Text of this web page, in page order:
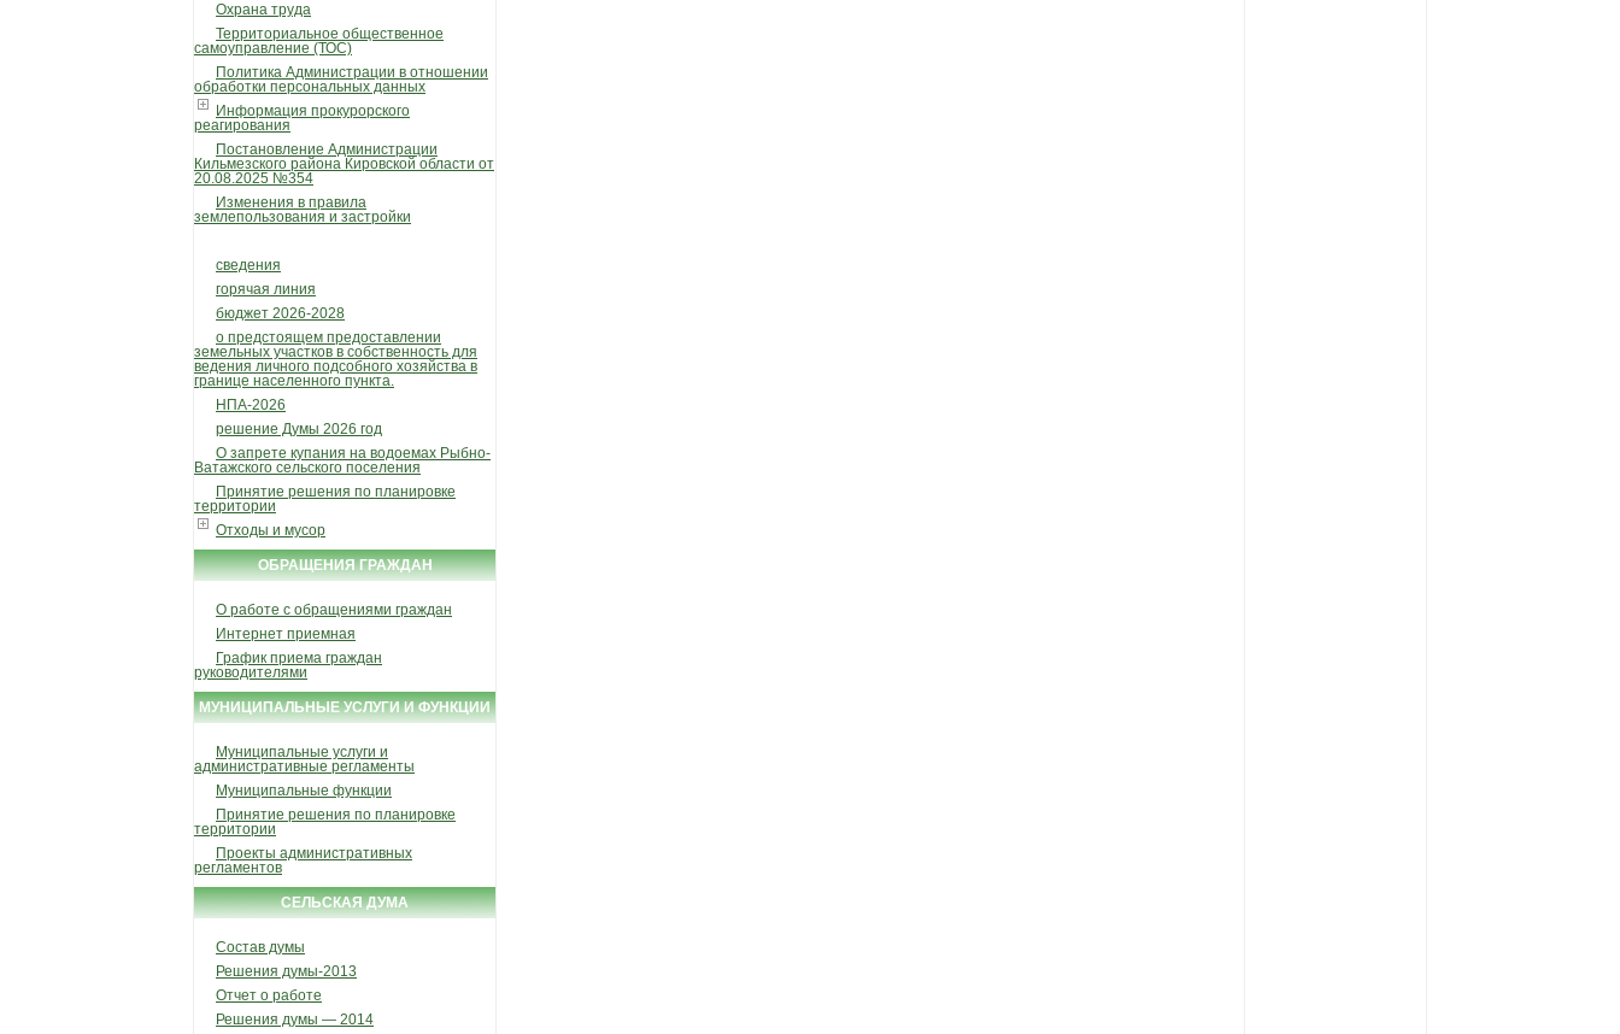
Охрана труда
Территориальное общественное
самоуправление (ТОС)
Политика Администрации в отношении
обработки персональных данных
Информация прокурорского
реагирования
Постановление Администрации
Кильмезского района Кировской области от
20.08.2025 №354
Изменения в правила
землепользования и застройки
сведения
горячая линия
бюджет 2026-2028
о предстоящем предоставлении
земельных участков в собственность для
ведения личного подсобного хозяйства в
границе населенного пункта.
НПА-2026
решение Думы 2026 год
О запрете купания на водоемах Рыбно-
Ватажского сельского поселения
Принятие решения по планировке
территории
Отходы и мусор
ОБРАЩЕНИЯ ГРАЖДАН
О работе с обращениями граждан
Интернет приемная
График приема граждан
руководителями
МУНИЦИПАЛЬНЫЕ УСЛУГИ И ФУНКЦИИ
Муниципальные услуги и
административные регламенты
Муниципальные функции
Принятие решения по планировке
территории
Проекты административных
регламентов
СЕЛЬСКАЯ ДУМА
Состав думы
Решения думы-2013
Отчет о работе
Решения думы — 2014